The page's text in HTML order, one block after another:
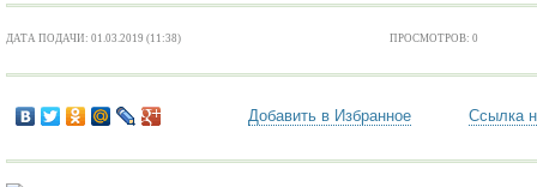
ДАТА ПОДАЧИ: 01.03.2019 (11:38) ПРОСМОТРОВ: 0
Добавить в Избранное Ссылка